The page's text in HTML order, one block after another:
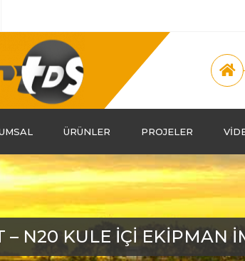
ÜRÜNLER PROJELER
– N20 KULE İÇİ EKİPMAN